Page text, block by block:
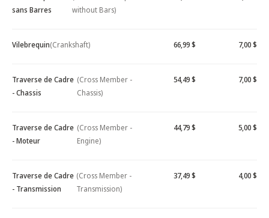
sans Barres
without Bars)
Vilebrequin(Crankshaft) 66,99 $ 7,00 $
Traverse de Cadre
- Chassis
(Cross Member -
Chassis)
54,49 $ 7,00 $
Traverse de Cadre
- Moteur
(Cross Member -
Engine)
44,79 $ 5,00 $
Traverse de Cadre
- Transmission
(Cross Member -
Transmission)
37,49 $ 4,00 $